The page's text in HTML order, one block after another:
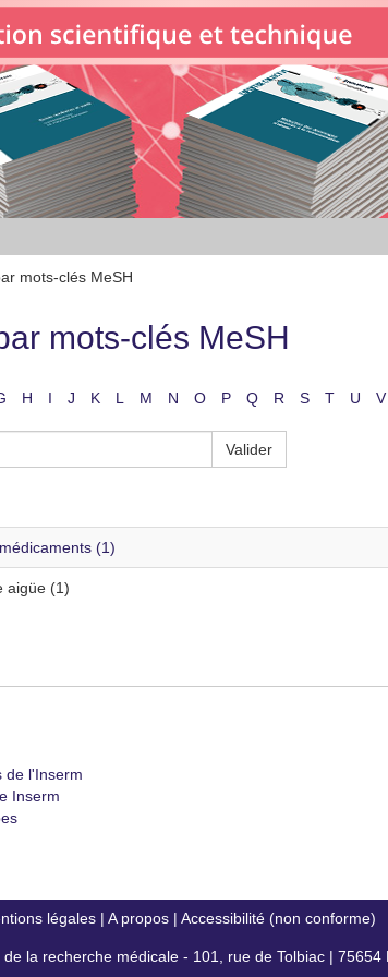
mots-clés MeSH
mots-clés MeSH
H I J K L M N O P Q R S T U V
Valider
(1)
aigüe (1)
de l'Inserm
Inserm
légales| A propos| Accessibilité (non conforme)
la recherche médicale - 101, rue de Tolbiac | 75654